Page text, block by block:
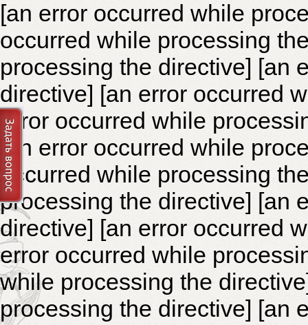
[an error occurred while
occurred while processing
processing the directive] [an
directive] [an error occurred
error occurred while
[an error occurred while
occurred while processing
processing the directive] [an
directive] [an error occurred
error occurred while
while processing the
processing the directive] [an